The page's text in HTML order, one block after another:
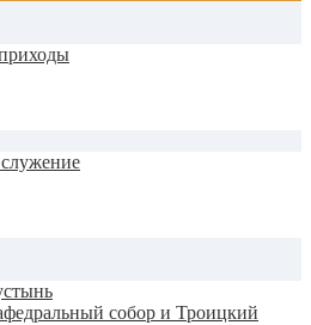
собор и Троицкий